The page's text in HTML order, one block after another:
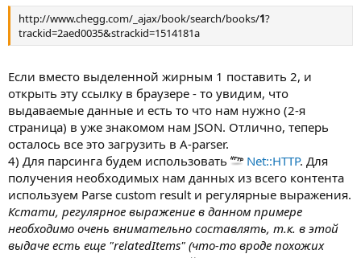
http://www.chegg.com/_ajax/book/search/books/1?
trackid=2aed0035&strackid=1514181a
Если вместо выделенной жирным 1 поставить 2, и
открыть эту ссылку в браузере - то увидим, что
выдаваемые данные и есть то что нам нужно (2-я
страница) в уже знакомом нам JSON. Отлично, теперь
осталось все это загрузить в A-parser.
4) Для парсинга будем использовать
Net::HTTP. Для
получения необходимых нам данных из всего контента
используем Parse custom result и регулярные выражения.
Кстати, регулярное выражение в данном примере
необходимо очень внимательно составлять, т.к. в этой
выдаче есть еще "relatedItems" (что-то вроде похожих